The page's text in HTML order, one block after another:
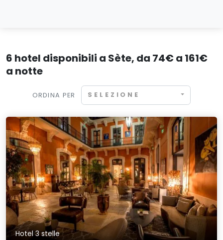
6 hotel disponibili a Sète, da 74€ a 161€
a notte
ORDINA PER SELEZIONE
Hotel 3 stelle